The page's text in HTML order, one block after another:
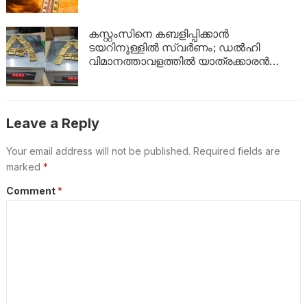
കസ്റ്റംസിനെ കബളിപ്പിക്കാൻ
ടയറിനുള്ളിൽ സ്വർണം; ഡൽഹി
വിമാനത്താവളത്തിൽ യാത്രക്കാരൻ
Leave a Reply
Your email address will not be published. Required fields are
marked *
Comment *